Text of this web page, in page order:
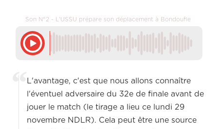
Son N°2 - L'USSU prépare son déplacement à Bondoufle
L'avantage, c'est que nous allons connaître
l'éventuel adversaire du 32e de finale avant de
jouer le match (le tirage a lieu ce lundi 29
novembre NDLR). Cela peut être une source